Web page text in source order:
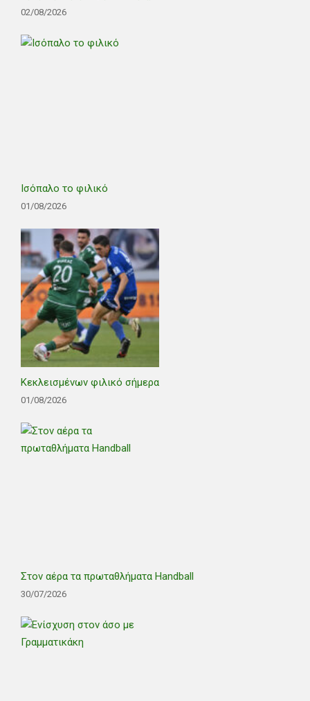
02/08/2026
Ισόπαλο το φιλικό
01/08/2026
Κεκλεισμένων φιλικό σήμερα
01/08/2026
Στον αέρα τα πρωταθλήματα Handball
30/07/2026